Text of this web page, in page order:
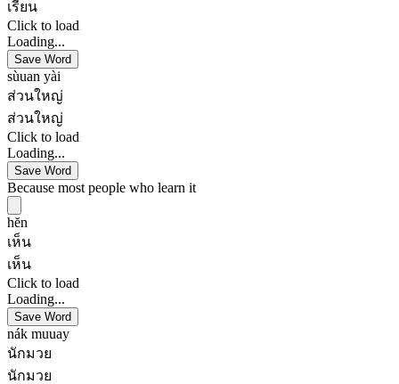
เรียน
Click to load
Loading...
Save Word
sùuan yài
ส่วนใหญ่
ส่วนใหญ่
Click to load
Loading...
Save Word
Because most people who learn it
hĕn
เห็น
เห็น
Click to load
Loading...
Save Word
nák muuay
นักมวย
นักมวย